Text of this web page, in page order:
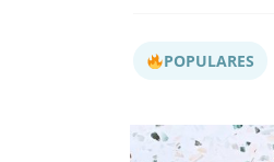
POPULARES